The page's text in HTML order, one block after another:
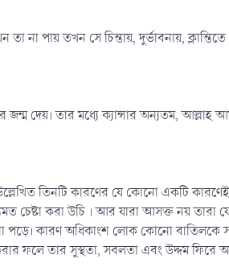
না পায় তখন সে চিন্তায়, দুর্ভাবনায়,
দেয়। তার মধ্যে ক্যান্সার অন্যতম, আল্লাহ
তিনটি কারণের যে কোনো একটি
চেষ্টা করা উচি । আর যারা আসক্ত নয়
কারণ অধিকাংশ লোক কোনো বাতিলকে
ফলে তার সুস্থতা, সবলতা এবং উদ্দম ফিরে